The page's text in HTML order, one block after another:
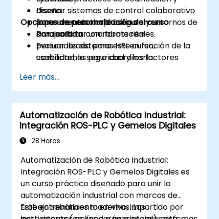
Diseñar sistemas de control colaborativo
para una autonomía segura y
compartida.
Evaluar los sistemas HRI en función de la
usabilidad, la seguridad y los factores
diseño.
Experimentación práctica en entornos de
simulación o con robots reales.
Opciones de personalización del curso
Para solicitar una formación
personalizada para este curso,
contáctenos para coordinarlo.
Leer más...
Automatización de Robótica Industrial:
Integración ROS-PLC y Gemelos Digitales
28 Horas
Automatización de Robótica Industrial:
Integración ROS-PLC y Gemelos Digitales es
un curso práctico diseñado para unir la
automatización industrial con marcos de
trabajo robóticos modernos. Los
Este entrenamiento en vivo, impartido por